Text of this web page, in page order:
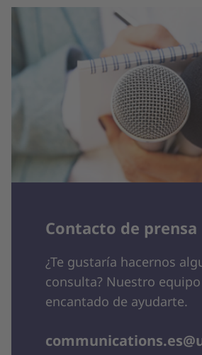
Contacto de prensa
¿Te gustaría hacernos
consulta? Nuestro
encantado de ayudarte.